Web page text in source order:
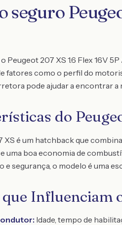
seguro
Peugeot 207 XS 1.6 Flex 16V
fatores como o perfil do
pode ajudar a encontrar
do
XS é um hatchback que
uma boa economia de
e segurança, o modelo é uma
Influenciam
Idade, tempo de